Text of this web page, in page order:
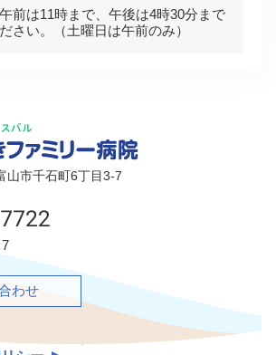
前は11時まで、午後は4時30分まで
さい。（土曜日は午前のみ）
山市千石町6丁目3-7
わせ